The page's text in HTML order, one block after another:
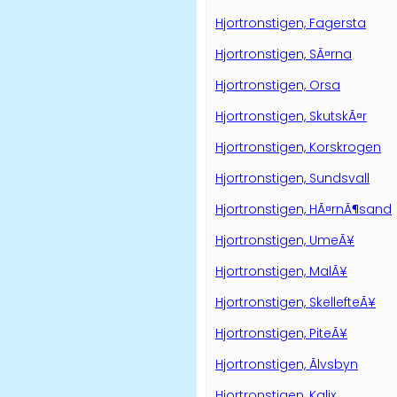
Hjortronstigen, Fagersta
Hjortronstigen, SÃ¤rna
Hjortronstigen, Orsa
Hjortronstigen, SkutskÃ¤r
Hjortronstigen, Korskrogen
Hjortronstigen, Sundsvall
Hjortronstigen, HÃ¤rnÃ¶sand
Hjortronstigen, UmeÃ¥
Hjortronstigen, MalÃ¥
Hjortronstigen, SkellefteÃ¥
Hjortronstigen, PiteÃ¥
Hjortronstigen, Ãlvsbyn